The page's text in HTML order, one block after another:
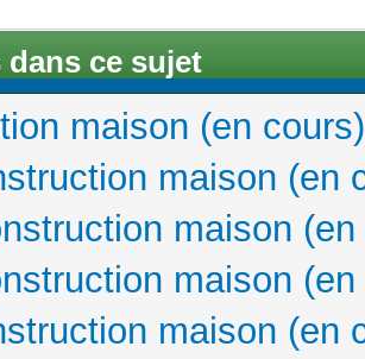
dans ce sujet
maison (en cours)
maison (en
maison
maison
maison (en